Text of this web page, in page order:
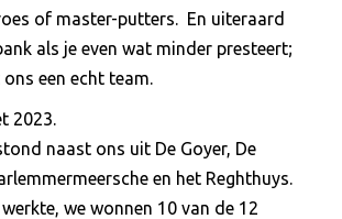
of master-putters. En uiteraard
als je even wat minder presteert;
een echt team.
2023.
naast ons uit De Goyer, De
en het Reghthuys.
we wonnen 10 van de 12